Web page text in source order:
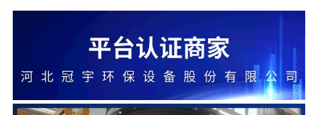
4
商品品类
消毒
总功率
8000-100000W
订货号
dhh00344907
加工定制
是